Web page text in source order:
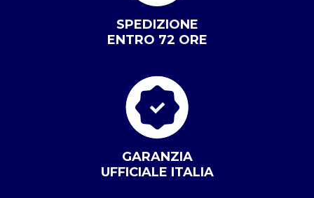
SPEDIZIONE
ENTRO 72 ORE
GARANZIA
UFFICIALE ITALIA